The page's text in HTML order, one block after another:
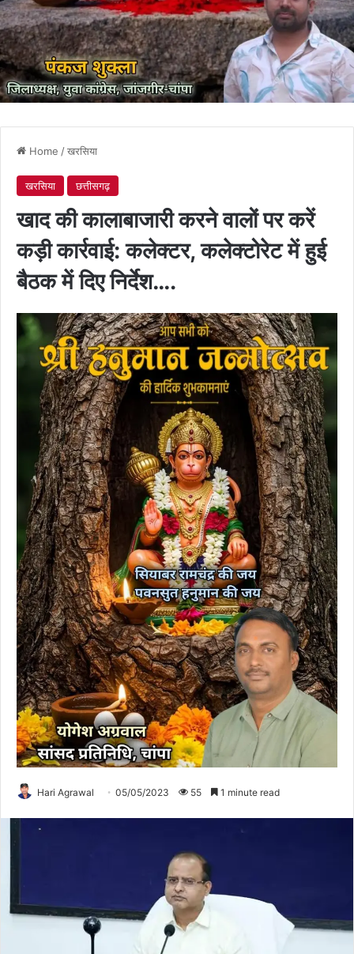
Home /खरसिया
खरसिया छत्तीसगढ़
खाद की कालाबाजारी करने वालों पर करें
कड़ी कार्रवाई: कलेक्टर, कलेक्टोरेट में हुई
बैठक में दिए निर्देश….
Hari Agrawal 05/05/2023 55 1 minute read